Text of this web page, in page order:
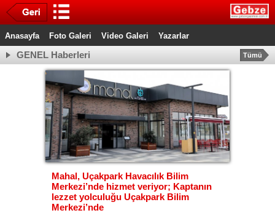
Anasayfa Foto Galeri Video Galeri Yazarlar
GENEL Haberleri Tümü
Mahal, Uçakpark Havacılık Bilim
Merkezi’nde hizmet veriyor; Kaptanın
lezzet yolculuğu Uçakpark Bilim
Merkezi’nde